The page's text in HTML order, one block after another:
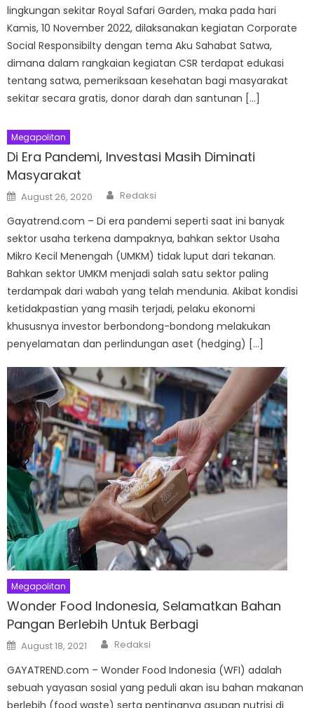
lingkungan sekitar Royal Safari Garden, maka pada hari
Kamis, 10 November 2022, dilaksanakan kegiatan Corporate
Social Responsibilty dengan tema Aku Sahabat Satwa,
dimana dalam rangkaian kegiatan CSR terdapat edukasi
tentang satwa, pemeriksaan kesehatan bagi masyarakat
sekitar secara gratis, donor darah dan santunan […]
Megapolitan
Di Era Pandemi, Investasi Masih Diminati
Masyarakat
Posted
on
August 26, 2020 Author
Redaksi
Gayatrend.com – Di era pandemi seperti saat ini banyak
sektor usaha terkena dampaknya, bahkan sektor Usaha
Mikro Kecil Menengah (UMKM) tidak luput dari tekanan.
Bahkan sektor UMKM menjadi salah satu sektor paling
terdampak dari wabah yang telah mendunia. Akibat kondisi
ketidakpastian yang masih terjadi, pelaku ekonomi
khususnya investor berbondong-bondong melakukan
penyelamatan dan perlindungan aset (hedging) […]
Megapolitan
Wonder Food Indonesia, Selamatkan Bahan
Pangan Berlebih Untuk Berbagi
Posted
on
August 18, 2021 Author
Redaksi
GAYATREND.com – Wonder Food Indonesia (WFI) adalah
sebuah yayasan sosial yang peduli akan isu bahan makanan